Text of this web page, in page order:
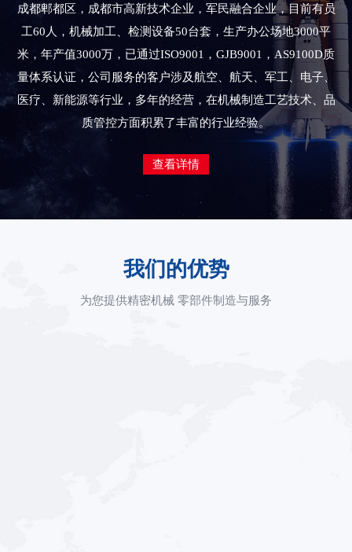
成都郫都区，成都市高新技术企业，军民融合企业，目前有员
工60人，机械加工、检测设备50台套，生产办公场地3000平
米，年产值3000万，已通过ISO9001，GJB9001，AS9100D质
量体系认证，公司服务的客户涉及航空、航天、军工、电子、
医疗、新能源等行业，多年的经营，在机械制造工艺技术、品
质管控方面积累了丰富的行业经验。
查看详情
我们的优势
为您提供精密机械 零部件制造与服务